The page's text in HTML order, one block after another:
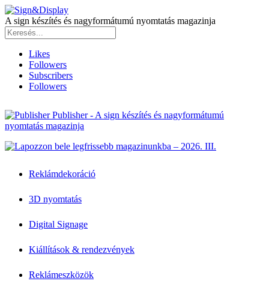
A sign készítés és nagyformátumú nyomtatás magazinja
Likes
Followers
Subscribers
Followers
Publisher - A sign készítés és nagyformátumú
nyomtatás magazinja
Reklámdekoráció
3D nyomtatás
Digital Signage
Kiállítások & rendezvények
Reklámeszközök